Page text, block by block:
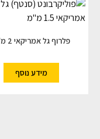
פלרוף גל אמריקאי 2 מ"מ
מידע נוסף